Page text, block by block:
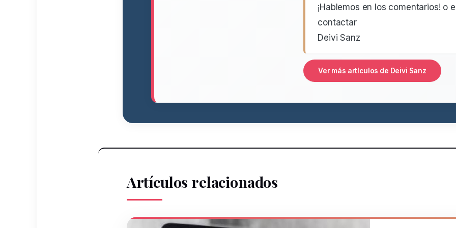
¡Hablemos en los comentarios! o
contactar
Deivi Sanz
Ver más artículos de Deivi Sanz
Artículos relacionados